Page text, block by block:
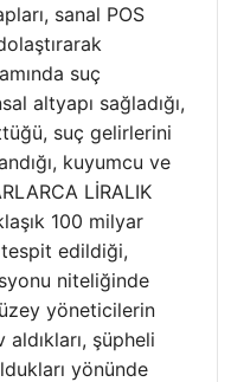
sanal POS
suç
altyapı sağladığı,
suç gelirlerini
kuyumcu ve
LİRALIK
100 milyar
edildiği,
niteliğinde
yöneticilerin
şüpheli
yönünde